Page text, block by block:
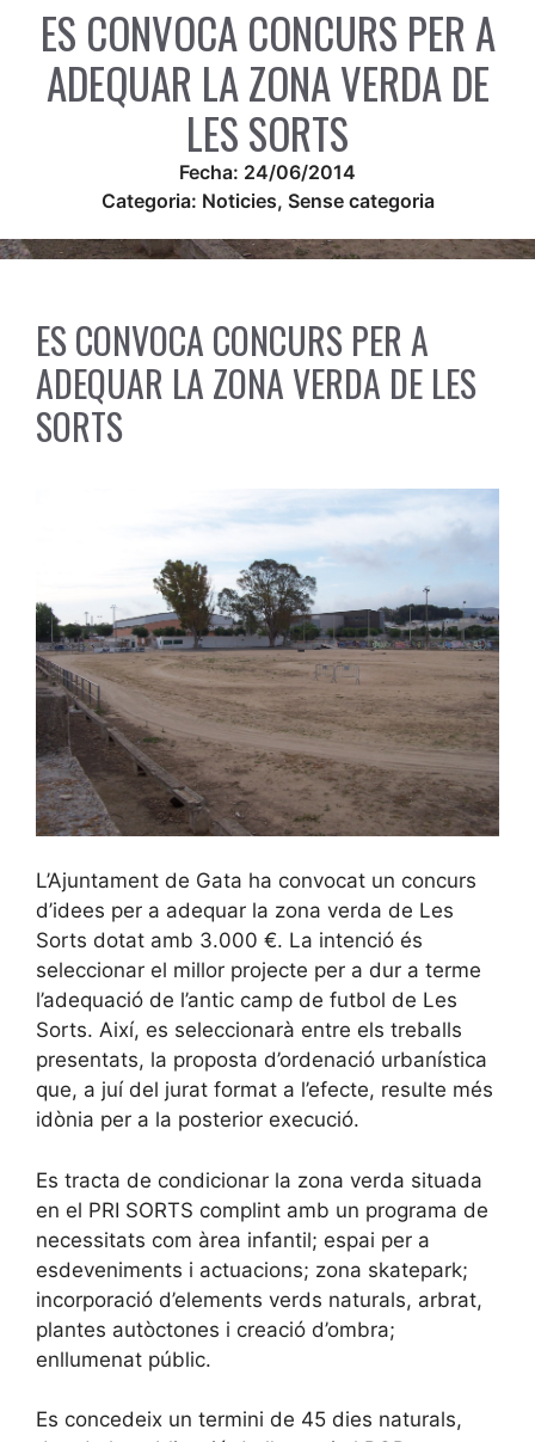
ES CONVOCA CONCURS PER A
ADEQUAR LA ZONA VERDA DE
LES SORTS
Fecha: 24/06/2014
Categoria: Noticies, Sense categoria
ES CONVOCA CONCURS PER A
ADEQUAR LA ZONA VERDA DE LES
SORTS
L’Ajuntament de Gata ha convocat un concurs
d’idees per a adequar la zona verda de Les
Sorts dotat amb 3.000 €. La intenció és
seleccionar el millor projecte per a dur a terme
l’adequació de l’antic camp de futbol de Les
Sorts. Així, es seleccionarà entre els treballs
presentats, la proposta d’ordenació urbanística
que, a juí del jurat format a l’efecte, resulte més
idònia per a la posterior execució.
Es tracta de condicionar la zona verda situada
en el PRI SORTS complint amb un programa de
necessitats com àrea infantil; espai per a
esdeveniments i actuacions; zona skatepark;
incorporació d’elements verds naturals, arbrat,
plantes autòctones i creació d’ombra;
enllumenat públic.
Es concedeix un termini de 45 dies naturals,